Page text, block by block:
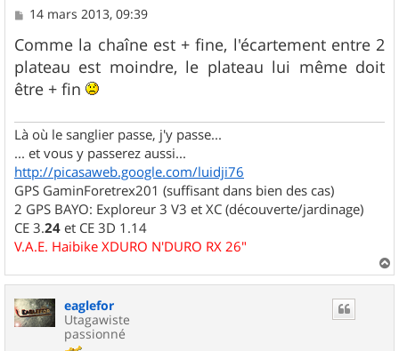
M
s
s
a
g
e
14 mars 2013, 09:39
Comme la chaîne est + fine, l'écartement entre 2
plateau est moindre, le plateau lui même doit
être + fin
Là où le sanglier passe, j'y passe...
... et vous y passerez aussi...
http://picasaweb.google.com/luidji76
GPS GaminForetrex201 (suffisant dans bien des cas)
2 GPS BAYO: Exploreur 3 V3 et XC (découverte/jardinage)
CE 3.24 et CE 3D 1.14
V.A.E. Haibike XDURO N'DURO RX 26"
a
eaglefor
Utagawiste
passionné